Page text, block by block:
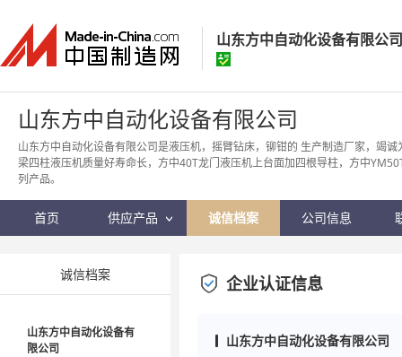
山东方中自动化设备有限公司
山东方中自动化设备有限公
经营模式： 生产制造
所在地区：山东省 枣庄市
山东方中自动化设备有限公司
山东方中自动化设备有限公司是液压机，摇臂钻床，铆钳的 生产制造厂家，竭
梁四柱液压机质量好寿命长，方中40T龙门液压机上台面加四根导柱，方中
列产品。
首页 供应产品 诚信档案 公司信息
诚信档案
山东方中自动化设备有
限公司
企业认证信息
山东方中自动化设备有限公司